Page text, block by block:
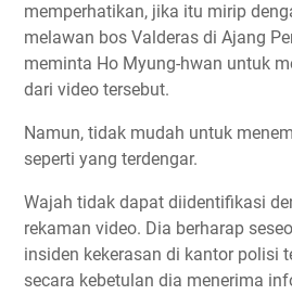
memperhatikan, jika itu mirip
melawan bos Valderas di Ajang
meminta Ho Myung-hwan untuk
dari video tersebut.
Namun, tidak mudah untuk
seperti yang terdengar.
Wajah tidak dapat diidentifikasi
rekaman video. Dia berharap
insiden kekerasan di kantor polisi
secara kebetulan dia menerima